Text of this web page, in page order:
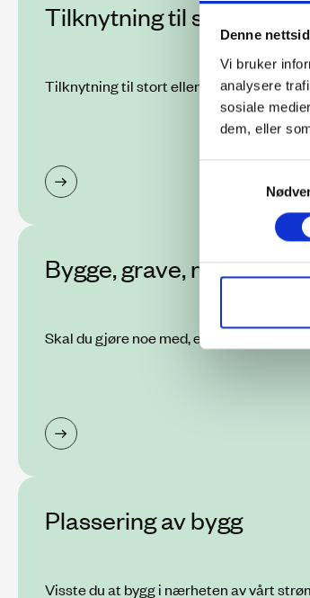
Denne
Vi bruker
analysere
sosiale
dem, eller
Tilknytning til strømnettet
Tilknytning til stort eller lite anlegg?
Bygge, grave, rive eller
Skal du gjøre noe med, eller i nærheten
Plassering av bygg
Visste du at bygg i nærheten av vårt